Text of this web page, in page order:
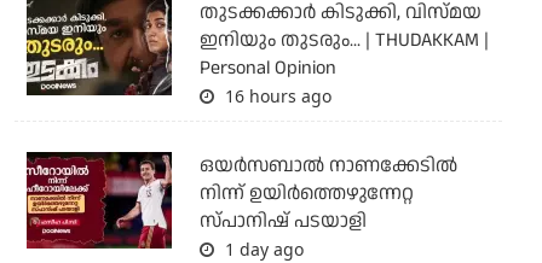
തുടക്കക്കാര്‍ കിടുക്കി, വിസ്മയ
ഇനിയും തുടരും... | THUDAKKAM |
Personal Opinion
16 hours ago
ഒയര്‍സബാൽ നാണക്കേടിൽ
നിന്ന് ഉയിർത്തെഴുന്നേറ്റ
സ്പാനിഷ് പടയാളി
1 day ago